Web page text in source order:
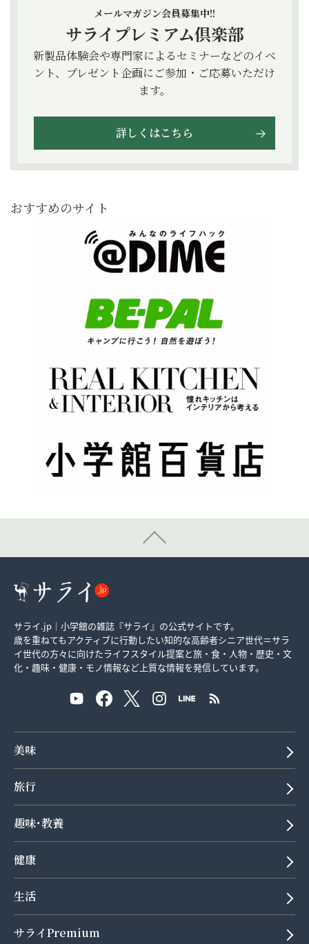
メールマガジン会員募集中!!
サライプレミアム倶楽部
新製品体験会や専門家によるセミナーなどのイベ
ント、プレゼント企画にご参加・ご応募いただけ
ます。
詳しくはこちら
おすすめのサイト
サライ.jp｜小学館の雑誌『サライ』の公式サイトです。
歳を重ねてもアクティブに行動したい知的な高齢者シニア世代＝サラ
イ世代の方々に向けたライフスタイル提案と旅・食・人物・歴史・文
化・趣味・健康・モノ情報など上質な情報を発信しています。
美味
旅行
趣味･教養
健康
生活
サライPremium